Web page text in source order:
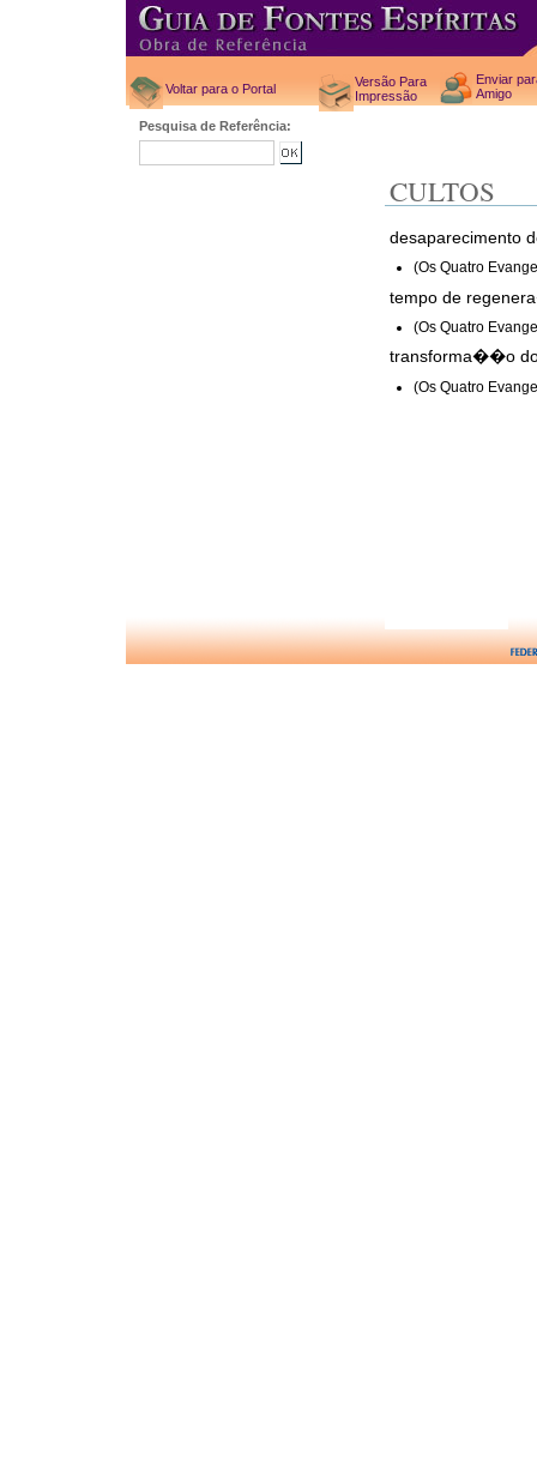
Voltar para o Portal
Versão Para
Impressão
Enviar
Amigo
Pesquisa de Referência:
CULTOS
desaparecimento
(Os Quatro
tempo de
(Os Quatro
transforma��o
(Os Quatro